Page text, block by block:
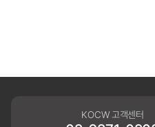
KOCW 고객센터